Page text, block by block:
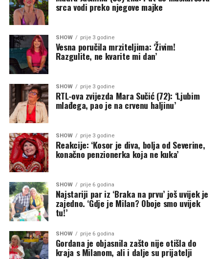
srca vodi preko njegove majke
SHOW prije 3 godine
Vesna poručila mrziteljima: ‘Živim!
Razgulite, ne kvarite mi dan’
SHOW prije 3 godine
RTL-ova zvijezda Mara Sučić (72): ‘Ljubim
mlađega, pao je na crvenu haljinu’
SHOW prije 3 godine
Reakcije: ‘Kosor je diva, bolja od Severine,
konačno penzionerka koja ne kuka’
SHOW prije 6 godina
Najstariji par iz ‘Braka na prvu’ još uvijek je
zajedno. ‘Gdje je Milan? Oboje smo uvijek
tu!’
SHOW prije 6 godina
Gordana je objasnila zašto nije otišla do
kraja s Milanom, ali i dalje su prijatelji